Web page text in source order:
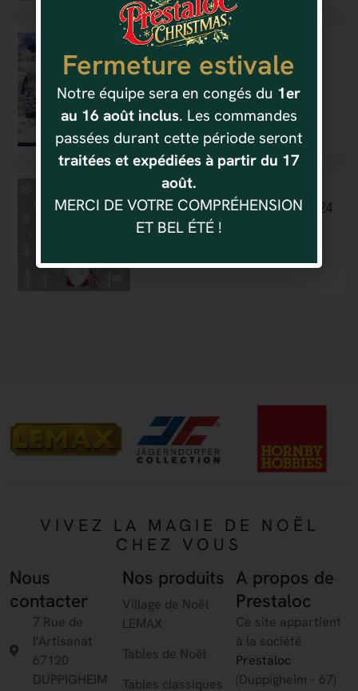
24 X 24 CM
SERVIETTE COCKTAIL 24X24
1.92€
24 X 24 CM
SERVIETTE COCKTAIL 20 PIECES 24
X 24 CM TOMTE MED LUVA
VIVEZ LA MAGIE DE NOËL
CHEZ VOUS
Nous
contacter
7 Rue de
l'Artisanat
67120
DUPPIGHEIM
Nos produits
Village de Noël
LEMAX
Tables de Noël
Tables classiques
A propos de
Prestaloc
Ce site appartient
à la société
Prestaloc
(Duppigheim – 67)
Fermeture estivale
Notre équipe sera en congés du 1er
au 16 août inclus. Les commandes
passées durant cette période seront
traitées et expédiées à partir du 17
août.
MERCI DE VOTRE COMPRÉHENSION
ET BEL ÉTÉ !